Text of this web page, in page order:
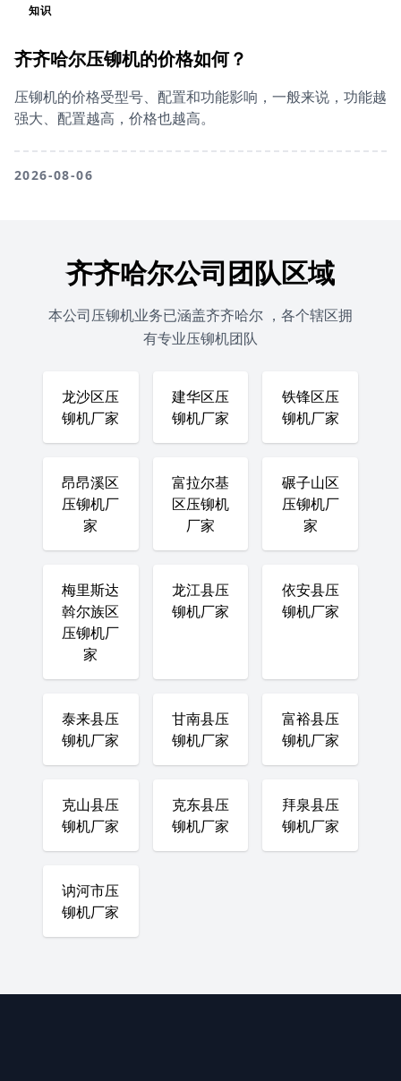
知识
齐齐哈尔压铆机的价格如何？
压铆机的价格受型号、配置和功能影响，一般来说，功能越
强大、配置越高，价格也越高。
2026-08-06
齐齐哈尔公司团队区域
本公司压铆机业务已涵盖齐齐哈尔 ，各个辖区拥
有专业压铆机团队
龙沙区压
铆机厂家
建华区压
铆机厂家
铁锋区压
铆机厂家
昂昂溪区
压铆机厂
家
富拉尔基
区压铆机
厂家
碾子山区
压铆机厂
家
梅里斯达
斡尔族区
压铆机厂
家
龙江县压
铆机厂家
依安县压
铆机厂家
泰来县压
铆机厂家
甘南县压
铆机厂家
富裕县压
铆机厂家
克山县压
铆机厂家
克东县压
铆机厂家
拜泉县压
铆机厂家
讷河市压
铆机厂家